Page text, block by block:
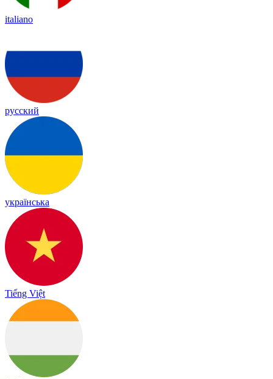
italiano
русский
українська
Tiếng Việt